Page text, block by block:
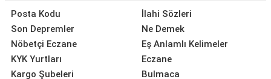
Posta Kodu
Son Depremler
Nöbetçi Eczane
KYK Yurtları
Kargo Şubeleri
İlahi Sözleri
Ne Demek
Eş Anlamlı Kelimeler
Eczane
Bulmaca